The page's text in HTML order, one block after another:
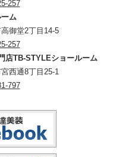
257
ム
御堂2丁目14-5
257
店TB-STYLEショールーム
西通8丁目25-1
797